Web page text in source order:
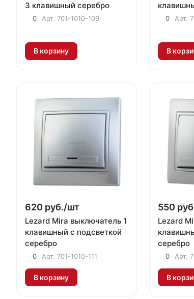
3 клавишный серебро
0 Арт. 701-1010-109
В корзину
0 Арт.
В
620 руб./шт
Lezard Mira выключатель 1
клавишный с подсветкой
серебро
0 Арт. 701-1010-111
В корзину
550
Lezard
серебро
0 Арт.
В